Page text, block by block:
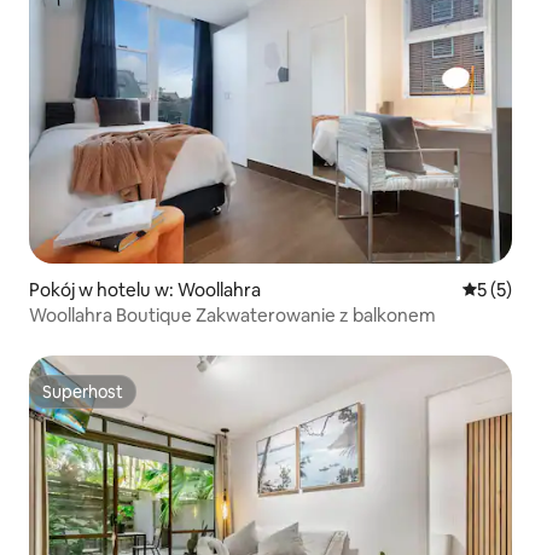
Pokój w hotelu w: Woollahra Średnia
5 (5)
Woollahra Boutique Zakwaterowanie z balkonem
Superhost
Superhost